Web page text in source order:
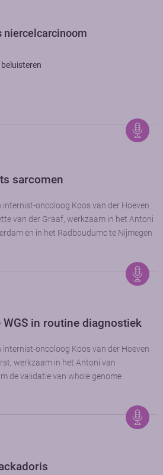
niercelcarcinoom
sarcomen
internist-oncoloog Koos van der Hoeven
van der Graaf, werkzaam in het Antoni
en in het Radboudumc te Nijmegen
WGS in routine diagnostiek
internist-oncoloog Koos van der Hoeven
werkzaam in het Antoni van
de validatie van whole genome